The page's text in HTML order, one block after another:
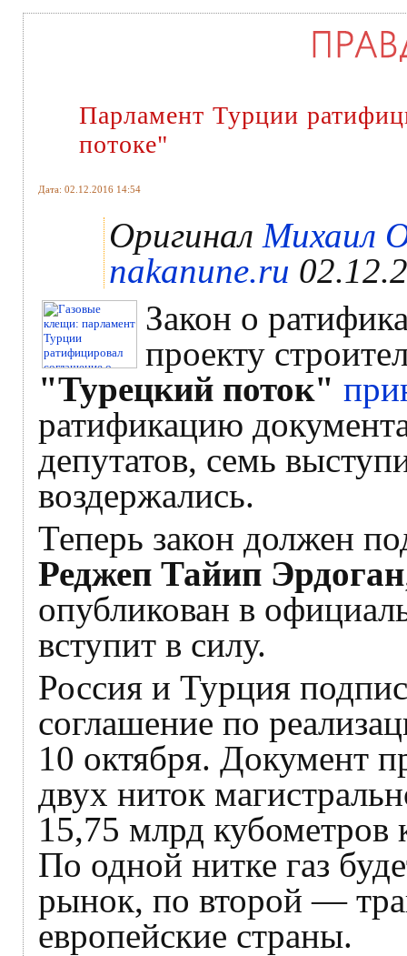
Парламент Турции
потоке"
Дата: 02.12.2016 14:54
Оригинал Михаил
nakanune.ru
Закон о
проекту
"Турецкий поток"
ратификацию
депутатов, семь
воздержались.
Теперь закон должен
Реджеп Тайип Эрдоган
опубликован в
вступит в силу.
Россия и Турция
соглашение по
10 октября. Документ
двух ниток
15,75 млрд
По одной нитке газ
рынок, по второй —
европейские страны.